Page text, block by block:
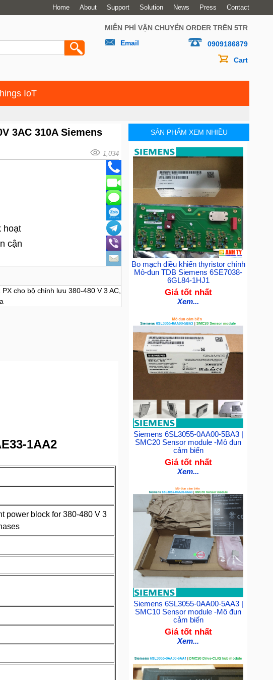
Home About Support Solution News Press Contact
MIỄN PHÍ VẬN CHUYỂN ORDER TRÊN 5TR
Email
0909186879
Cart
IoT
3AC 310A Siemens
1,034
hoạt
cận
cho bộ chỉnh lưu 380-480 V 3 AC,
1AA2
power block for 380-480 V 3
SẢN PHẨM XEM NHIỀU
Bo mạch điều khiển thyristor chính
Mô-đun TDB Siemens 6SE7038-
6GL84-1HJ1
Giá tốt nhất
Xem...
Siemens 6SL3055-0AA00-5BA3 |
SMC20 Sensor module -Mô đun
cảm biến
Giá tốt nhất
Xem...
Siemens 6SL3055-0AA00-5AA3 |
SMC10 Sensor module -Mô đun
cảm biến
Giá tốt nhất
Xem...